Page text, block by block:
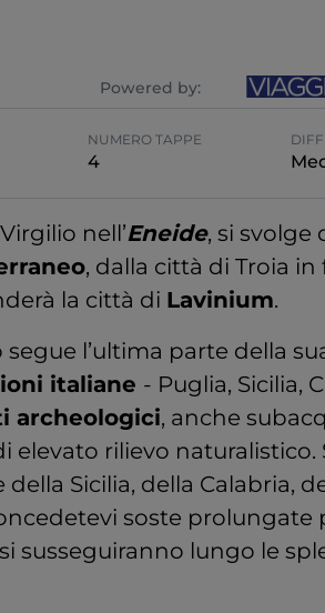
Powered by:
NUMERO TAPPE
4
nell’Eneide, si svolge
, dalla città di Troia
la città di Lavinium.
l’ultima parte della
italiane - Puglia, Sicilia,
archeologici, anche
elevato rilievo naturalistico.
Sicilia, della Calabria,
soste prolungate
susseguiranno lungo le